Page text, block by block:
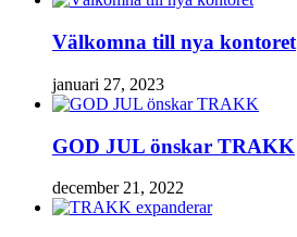
Välkomna till nya kontoret
januari 27, 2023
GOD JUL önskar TRAKK
december 21, 2022